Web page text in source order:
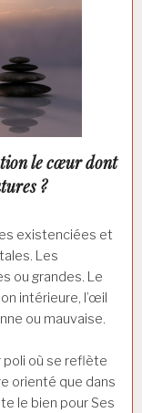
le cœur dont
?
existenciées et
Les
ou grandes. Le
intérieure, l’œil
ou mauvaise.
poli où se reflète
orienté que dans
le bien pour Ses